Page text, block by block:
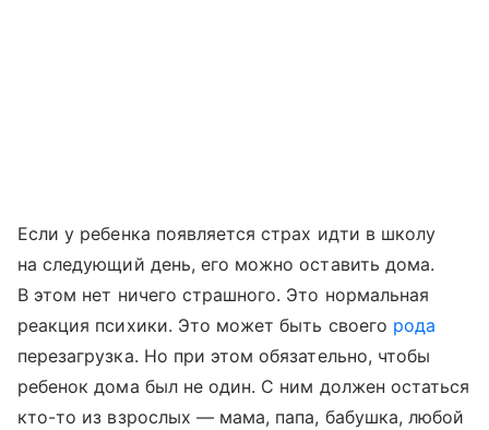
Если у ребенка появляется страх идти в школу
на следующий день, его можно оставить дома.
В этом нет ничего страшного. Это нормальная
реакция психики. Это может быть своего рода
перезагрузка. Но при этом обязательно, чтобы
ребенок дома был не один. С ним должен остаться
кто-то из взрослых — мама, папа, бабушка, любой